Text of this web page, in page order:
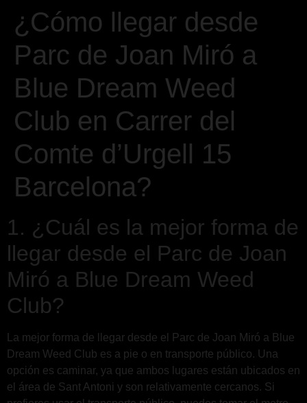
¿Cómo llegar desde
Parc de Joan Miró a
Blue Dream Weed
Club en Carrer del
Comte d’Urgell 15
Barcelona?
1. ¿Cuál es la mejor forma de
llegar desde el Parc de Joan
Miró a Blue Dream Weed
Club?
La mejor forma de llegar desde el Parc de Joan Miró a Blue
Dream Weed Club es a pie o en transporte público. Una
opción es caminar, ya que ambos lugares están ubicados en
el área de Sant Antoni y son relativamente cercanos. Si